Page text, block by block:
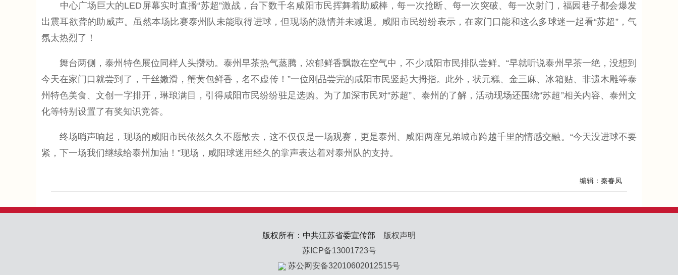
中心广场巨大的LED屏幕实时直播“苏超”激战，台下数千名咸阳市民挥舞着助威棒，每一次抢断、每一次突破、每一次射门，福园巷子都会爆发
出震耳欲聋的助威声。虽然本场比赛泰州队未能取得进球，但现场的激情并未减退。咸阳市民纷纷表示，在家门口能和这么多球迷一起看“苏超”，气
氛太热烈了！
舞台两侧，泰州特色展位同样人头攒动。泰州早茶热气蒸腾，浓郁鲜香飘散在空气中，不少咸阳市民排队尝鲜。“早就听说泰州早茶一绝，没想到
今天在家门口就尝到了，干丝嫩滑，蟹黄包鲜香，名不虚传！”一位刚品尝完的咸阳市民竖起大拇指。此外，状元糕、金三麻、冰箱贴、非遗木雕等泰
州特色美食、文创一字排开，琳琅满目，引得咸阳市民纷纷驻足选购。为了加深市民对“苏超”、泰州的了解，活动现场还围绕“苏超”相关内容、泰州文
化等特别设置了有奖知识竞答。
终场哨声响起，现场的咸阳市民依然久久不愿散去，这不仅仅是一场观赛，更是泰州、咸阳两座兄弟城市跨越千里的情感交融。“今天没进球不要
紧，下一场我们继续给泰州加油！”现场，咸阳球迷用经久的掌声表达着对泰州队的支持。
编辑：秦春凤
版权所有：中共江苏省委宣传部 版权声明
苏ICP备13001723号
苏公网安备32010602012515号